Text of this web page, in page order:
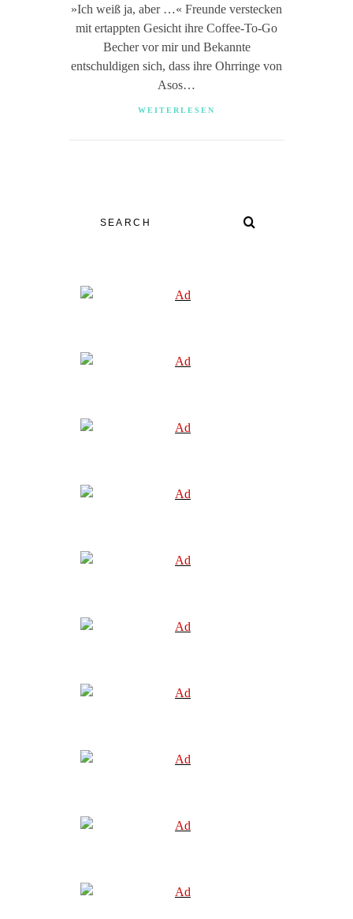
»Ich weiß ja, aber …« Freunde verstecken
mit ertappten Gesicht ihre Coffee-To-Go
Becher vor mir und Bekannte
entschuldigen sich, dass ihre Ohrringe von
Asos…
WEITERLESEN